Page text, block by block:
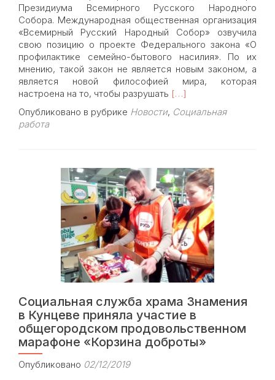
Президиума Всемирного Русского Народного
Собора. Международная общественная организация
«Всемирный Русский Народный Собор» озвучила
свою позицию о проекте Федерального закона «О
профилактике семейно-бытового насилия». По их
мнению, такой закон не является новым законом, а
является новой философией мира, которая
настроена на то, чтобы разрушать Read
about
«Всемирный
Русский
Народный
Собор»
озвучила
свою
позицию
о
проекте
Федерального
«О
профилактике
семейно-
бытового
насилия»
[…]
Опубликовано в рубрике Новости, Социальная
работа
Социальная служба храма Знамения
в Кунцеве приняла участие в
общегородском продовольственном
марафоне «Корзина доброты»
Опубликовано 02/12/2019